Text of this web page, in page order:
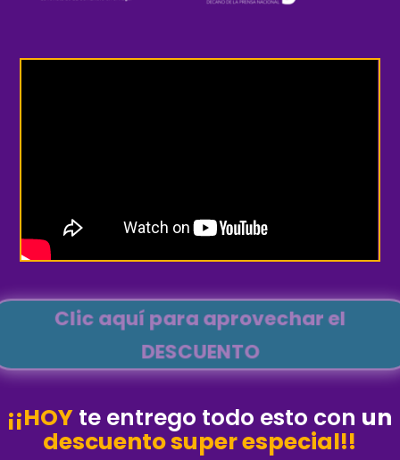
Clic aquí para aprovechar el
DESCUENTO
¡¡HOY te entrego todo esto con un
descuento super especial!!